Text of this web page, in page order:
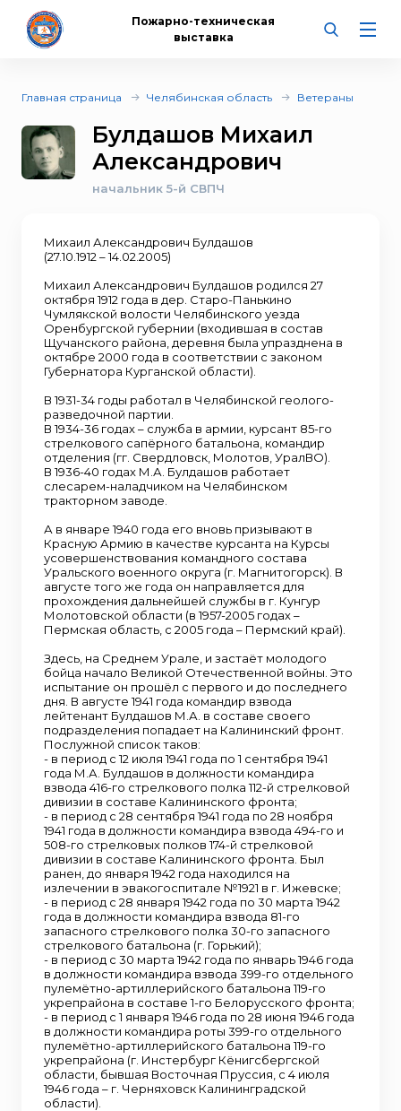
Пожарно-техническая
выставка
Главная страница Челябинская область Ветераны
Булдашов Михаил
Александрович
начальник 5-й СВПЧ
Михаил Александрович Булдашов
(27.10.1912 – 14.02.2005)
Михаил Александрович Булдашов родился 27
октября 1912 года в дер. Старо-Панькино
Чумлякской волости Челябинского уезда
Оренбургской губернии (входившая в состав
Щучанского района, деревня была упразднена в
октябре 2000 года в соответствии с законом
Губернатора Курганской области).
В 1931-34 годы работал в Челябинской геолого-
разведочной партии.
В 1934-36 годах – служба в армии, курсант 85-го
стрелкового сапёрного батальона, командир
отделения (гг. Свердловск, Молотов, УралВО).
В 1936-40 годах М.А. Булдашов работает
слесарем-наладчиком на Челябинском
тракторном заводе.
А в январе 1940 года его вновь призывают в
Красную Армию в качестве курсанта на Курсы
усовершенствования командного состава
Уральского военного округа (г. Магнитогорск). В
августе того же года он направляется для
прохождения дальнейшей службы в г. Кунгур
Молотовской области (в 1957-2005 годах –
Пермская область, с 2005 года – Пермский край).
Здесь, на Среднем Урале, и застаёт молодого
бойца начало Великой Отечественной войны. Это
испытание он прошёл с первого и до последнего
дня. В августе 1941 года командир взвода
лейтенант Булдашов М.А. в составе своего
подразделения попадает на Калининский фронт.
Послужной список таков:
- в период с 12 июля 1941 года по 1 сентября 1941
года М.А. Булдашов в должности командира
взвода 416-го стрелкового полка 112-й стрелковой
дивизии в составе Калининского фронта;
- в период с 28 сентября 1941 года по 28 ноября
1941 года в должности командира взвода 494-го и
508-го стрелковых полков 174-й стрелковой
дивизии в составе Калининского фронта. Был
ранен, до января 1942 года находился на
излечении в эвакогоспитале №1921 в г. Ижевске;
- в период с 28 января 1942 года по 30 марта 1942
года в должности командира взвода 81-го
запасного стрелкового полка 30-го запасного
стрелкового батальона (г. Горький);
- в период с 30 марта 1942 года по январь 1946 года
в должности командира взвода 399-го отдельного
пулемётно-артиллерийского батальона 119-го
укрепрайона в составе 1-го Белорусского фронта;
- в период с 1 января 1946 года по 28 июня 1946 года
в должности командира роты 399-го отдельного
пулемётно-артиллерийского батальона 119-го
укрепрайона (г. Инстербург Кёнигсбергской
области, бывшая Восточная Пруссия, с 4 июля
1946 года – г. Черняховск Калининградской
области).